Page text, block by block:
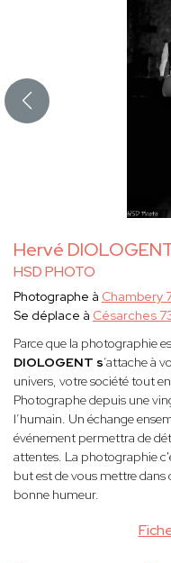
Hervé
HSD PHOTO
Photographe à Chambery
Se déplace à Césarches
Parce que la photographie
DIOLOGENT s’attache à
univers, votre société tout
Photographe depuis une
l’humain. Un échange
événement permettra de
attentes. La photographie
but est de vous mettre dans
bonne humeur.